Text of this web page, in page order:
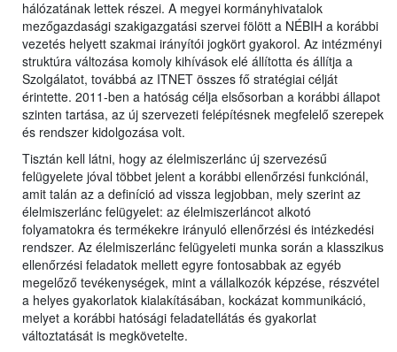
hálózatának lettek részei. A megyei kormányhivatalok
mezőgazdasági szakigazgatási szervei fölött a NÉBIH a korábbi
vezetés helyett szakmai irányítói jogkört gyakorol. Az intézményi
struktúra változása komoly kihívások elé állította és állítja a
Szolgálatot, továbbá az ITNET összes fő stratégiai célját
érintette. 2011-ben a hatóság célja elsősorban a korábbi állapot
szinten tartása, az új szervezeti felépítésnek megfelelő szerepek
és rendszer kidolgozása volt.
Tisztán kell látni, hogy az élelmiszerlánc új szervezésű
felügyelete jóval többet jelent a korábbi ellenőrzési funkciónál,
amit talán az a definíció ad vissza legjobban, mely szerint az
élelmiszerlánc felügyelet: az élelmiszerláncot alkotó
folyamatokra és termékekre irányuló ellenőrzési és intézkedési
rendszer. Az élelmiszerlánc felügyeleti munka során a klasszikus
ellenőrzési feladatok mellett egyre fontosabbak az egyéb
megelőző tevékenységek, mint a vállalkozók képzése, részvétel
a helyes gyakorlatok kialakításában, kockázat kommunikáció,
melyet a korábbi hatósági feladatellátás és gyakorlat
változtatását is megkövetelte.